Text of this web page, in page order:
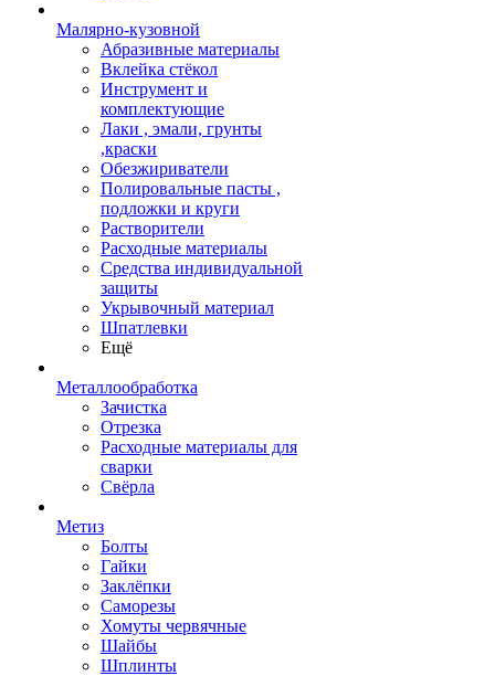
Малярно-кузовной
Абразивные материалы
Вклейка стёкол
Инструмент и
комплектующие
Лаки , эмали, грунты
,краски
Обезжириватели
Полировальные пасты ,
подложки и круги
Растворители
Расходные материалы
Средства индивидуальной
защиты
Укрывочный материал
Шпатлевки
Ещё
Металлообработка
Зачистка
Отрезка
Расходные материалы для
сварки
Свёрла
Метиз
Болты
Гайки
Заклёпки
Саморезы
Хомуты червячные
Шайбы
Шплинты